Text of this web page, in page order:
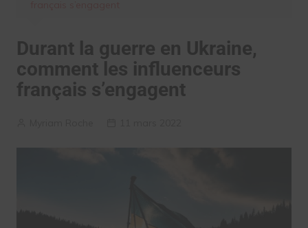
Durant la guerre en Ukraine,
comment les influenceurs
français s’engagent